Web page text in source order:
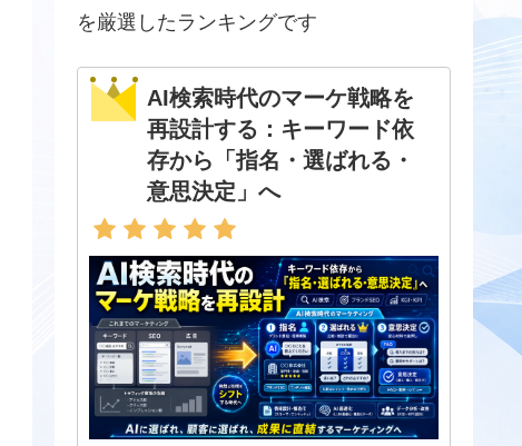
を厳選したランキングです
AI検索時代のマーケ戦略を
再設計する：キーワード依
存から「指名・選ばれる・
意思決定」へ